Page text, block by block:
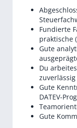
Fundierte
praktische
Gute
Du
Gute
DATEV-
Gute